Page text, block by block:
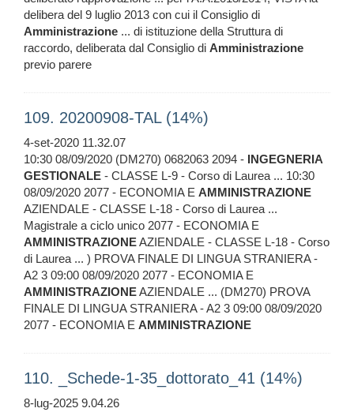
delibera del 9 luglio 2013 con cui il Consiglio di
Amministrazione ... di istituzione della Struttura di
raccordo, deliberata dal Consiglio di Amministrazione
previo parere
109. 20200908-TAL (14%)
4-set-2020 11.32.07
10:30 08/09/2020 (DM270) 0682063 2094 - INGEGNERIA
GESTIONALE - CLASSE L-9 - Corso di Laurea ... 10:30
08/09/2020 2077 - ECONOMIA E AMMINISTRAZIONE
AZIENDALE - CLASSE L-18 - Corso di Laurea ...
Magistrale a ciclo unico 2077 - ECONOMIA E
AMMINISTRAZIONEAZIENDALE - CLASSE L-18 - Corso
di Laurea ... ) PROVA FINALE DI LINGUA STRANIERA -
A2 3 09:00 08/09/2020 2077 - ECONOMIA E
AMMINISTRAZIONEAZIENDALE ... (DM270) PROVA
FINALE DI LINGUA STRANIERA - A2 3 09:00 08/09/2020
2077 - ECONOMIA E AMMINISTRAZIONE
110. _Schede-1-35_dottorato_41 (14%)
8-lug-2025 9.04.26